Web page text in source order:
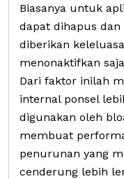
Biasanya untuk
dapat dihapus dan
diberikan
menonaktifkan
Dari faktor inilah
internal ponsel
digunakan oleh
membuat
penurunan yang
cenderung lebih